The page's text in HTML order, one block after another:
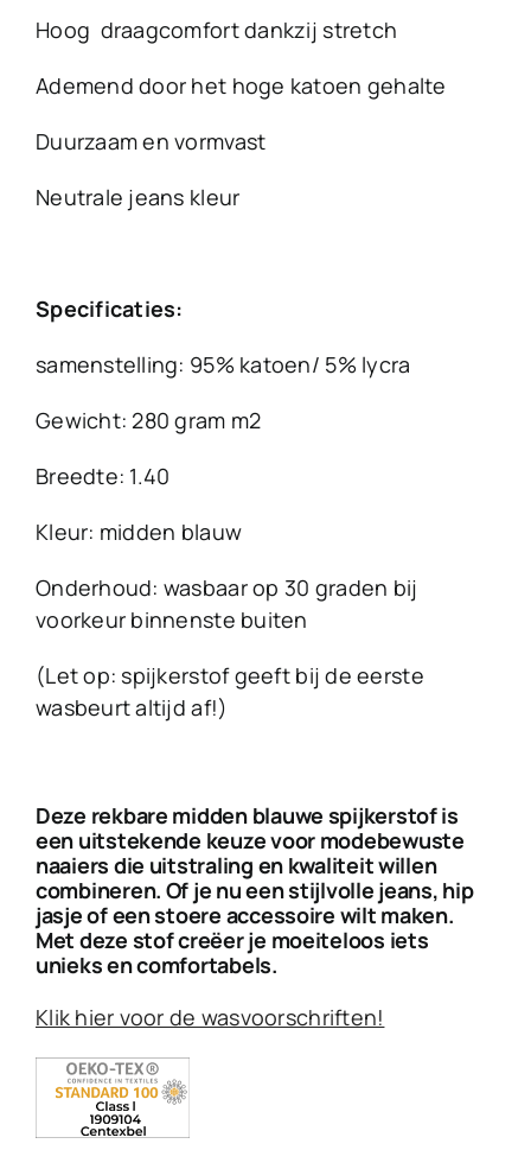
Hoog draagcomfort dankzij stretch
Ademend door het hoge katoen gehalte
Duurzaam en vormvast
Neutrale jeans kleur
Specificaties:
samenstelling: 95% katoen/ 5% lycra
Gewicht: 280 gram m2
Breedte: 1.40
Kleur: midden blauw
Onderhoud: wasbaar op 30 graden bij
voorkeur binnenste buiten
(Let op: spijkerstof geeft bij de eerste
wasbeurt altijd af!)
Deze rekbare midden blauwe spijkerstof is
een uitstekende keuze voor modebewuste
naaiers die uitstraling en kwaliteit willen
combineren. Of je nu een stijlvolle jeans, hip
jasje of een stoere accessoire wilt maken.
Met deze stof creëer je moeiteloos iets
unieks en comfortabels.
Klik hier voor de wasvoorschriften!